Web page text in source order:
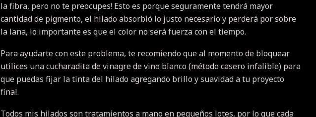
la fibra, pero no te preocupes! Esto es porque seguramente tendrá mayor
cantidad de pigmento, el hilado absorbió lo justo necesario y perderá por sobre
la lana, lo importante es que el color no será fuerza con el tiempo.
Para ayudarte con este problema, te recomiendo que al momento de bloquear
utilices una cucharadita de vinagre de vino blanco (método casero infalible) para
que puedas fijar la tinta del hilado agregando brillo y suavidad a tu proyecto
final.
Todos mis hilados son tratamientos a mano en pequeños lotes, por lo que cada